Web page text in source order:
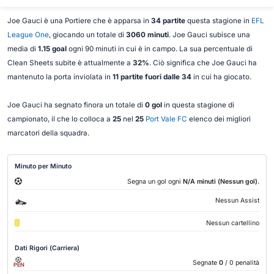
Joe Gauci è una Portiere che è apparsa in 34 partitequesta stagione in EFL
League One, giocando un totale di 3060 minuti. Joe Gauci subisce una
media di 1.15 goalogni 90 minuti in cui è in campo. La sua percentuale di
Clean Sheets subite è attualmente a 32%. Ciò significa che Joe Gauci ha
mantenuto la porta inviolata in 11 partite fuori dalle 34in cui ha giocato.
Joe Gauci ha segnato finora un totale di 0 golin questa stagione di
campionato, il che lo colloca a 25nel 25 Port Vale FC elenco dei migliori
marcatori della squadra.
Minuto per Minuto
Segna un gol ogni N/A minuti (Nessun gol).
Nessun Assist
Nessun cartellino
Dati Rigori (Carriera)
PEN Segnate 0 / 0 penalità